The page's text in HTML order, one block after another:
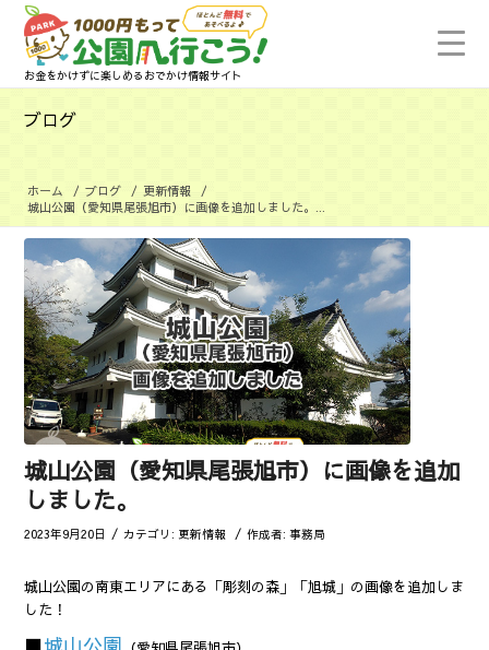
お金をかけずに楽しめるおでかけ情報サイト
ブログ
ホーム / ブログ / 更新情報
/
城山公園（愛知県尾張旭市）に画像を追加しました。...
城山公園（愛知県尾張旭市）に画像を追加
しました。
2023年9月20日 / カテゴリ: 更新情報 / 作成者:事務局
城山公園の南東エリアにある「彫刻の森」「旭城」の画像を追加しま
した！